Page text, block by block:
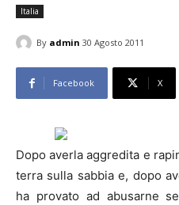
Italia
By admin 30 Agosto 2011
Facebook X
Dopo averla aggredita e
terra sulla sabbia e, dopo
ha provato ad abusarne